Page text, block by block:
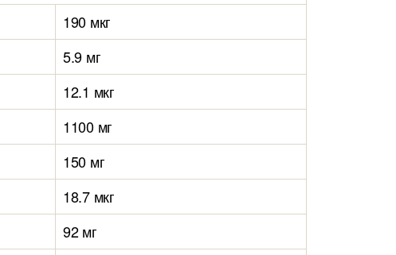
190 мкг
5.9 мг
12.1 мкг
1100 мг
150 мг
18.7 мкг
92 мг